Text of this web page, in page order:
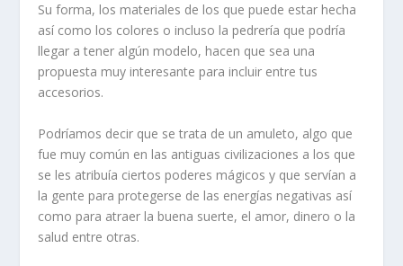
Su forma, los materiales de los que puede estar hecha
así como los colores o incluso la pedrería que podría
llegar a tener algún modelo, hacen que sea una
propuesta muy interesante para incluir entre tus
accesorios.
Podríamos decir que se trata de un amuleto, algo que
fue muy común en las antiguas civilizaciones a los que
se les atribuía ciertos poderes mágicos y que servían a
la gente para protegerse de las energías negativas así
como para atraer la buena suerte, el amor, dinero o la
salud entre otras.